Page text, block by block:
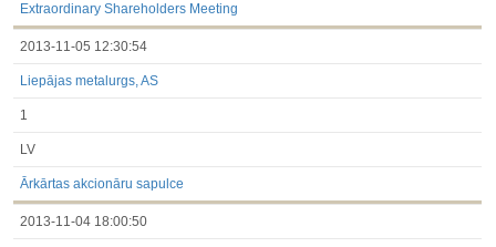
Extraordinary Shareholders Meeting
2013-11-05 12:30:54
Liepājas metalurgs, AS
1
LV
Ārkārtas akcionāru sapulce
2013-11-04 18:00:50